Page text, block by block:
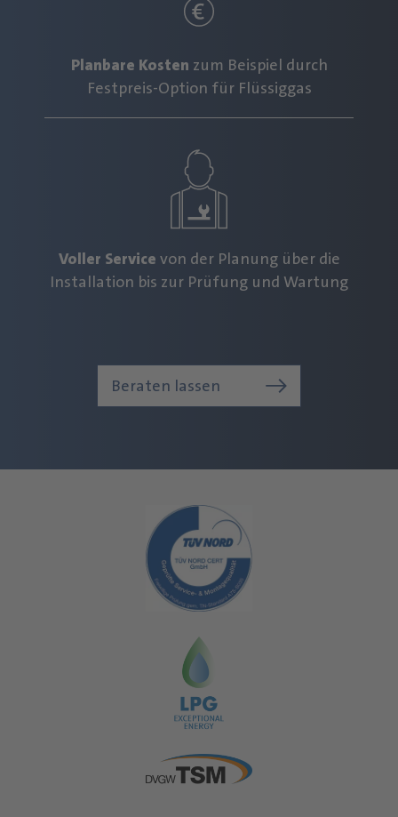
Planbare Kosten zum Beispiel durch
Festpreis-Option für Flüssiggas
Voller Service von der Planung über die
Installation bis zur Prüfung und Wartung
Beraten lassen